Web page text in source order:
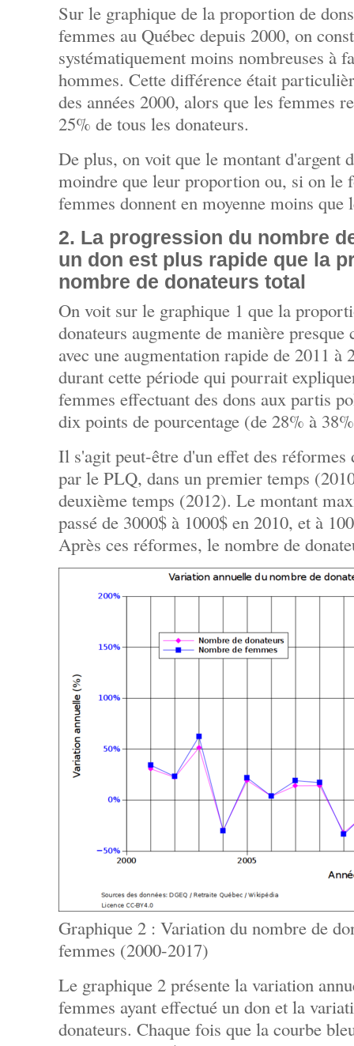
Sur le graphique de la proportion de
femmes au Québec depuis 2000, on
systématiquement moins nombreuses à
hommes. Cette différence était
des années 2000, alors que les femmes
25% de tous les donateurs.
De plus, on voit que le montant d'argent
moindre que leur proportion ou, si on le
femmes donnent en moyenne moins que
2. La progression du nombre
un don est plus rapide que la
nombre de donateurs total
On voit sur le graphique 1 que la
donateurs augmente de manière
avec une augmentation rapide de 2011 à
durant cette période qui pourrait
femmes effectuant des dons aux partis
dix points de pourcentage (de 28% à
Il s'agit peut-être d'un effet des réformes
par le PLQ, dans un premier temps
deuxième temps (2012). Le montant
passé de 3000$ à 1000$ en 2010, et à
Après ces réformes, le nombre de
Graphique 2 : Variation du nombre de
femmes (2000-2017)
Le graphique 2 présente la variation
femmes ayant effectué un don et la
donateurs. Chaque fois que la courbe